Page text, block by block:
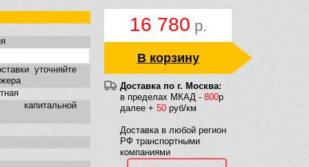
16 780 р.
В корзину
Доставка по г. Москва:
в пределах МКАД - 800р
далее + 50 руб/км
Доставка в любой регион
РФ транспортными
компаниями
уточняйте
капитальной